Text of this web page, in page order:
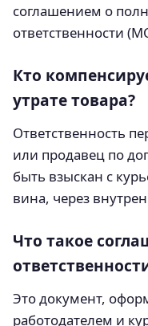
соглашением о
ответственности
Кто
утрате товара?
Ответственность
или продавец по
быть взыскан с
вина, через
Что такое
Это документ,
работодателем и